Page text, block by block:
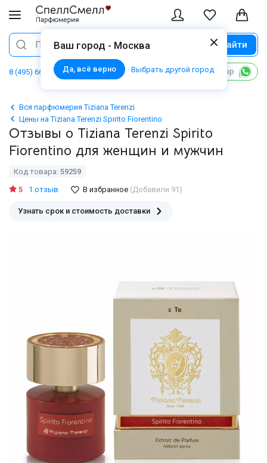
Ваш город - Москва
Да, всё верно Выбрать другой город
Поиск Найти
8 (495) 668 06 02 Написать в WhatsApp
Вся парфюмерия Tiziana Terenzi
Цены на Tiziana Terenzi Spirito Fiorentino
Отзывы о Tiziana Terenzi Spirito
Fiorentino для женщин и мужчин
Код товара: 59259
5
1 отзыв В избранное (Добавили 91)
Узнать срок и стоимость доставки